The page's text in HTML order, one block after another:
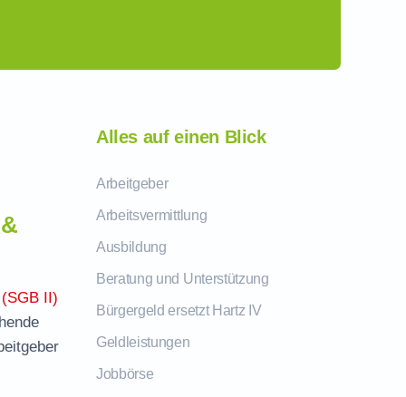
II)
Alles auf einen Blick
Arbeitgeber
Arbeitsvermittlung
Ausbildung
Beratung und Unterstützung
Bürgergeld ersetzt Hartz IV
Geldleistungen
Jobbörse